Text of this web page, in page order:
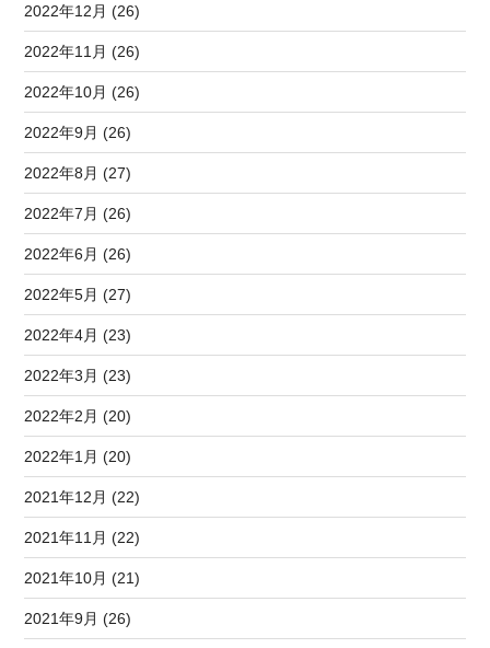
2022年12月 (26)
2022年11月 (26)
2022年10月 (26)
2022年9月 (26)
2022年8月 (27)
2022年7月 (26)
2022年6月 (26)
2022年5月 (27)
2022年4月 (23)
2022年3月 (23)
2022年2月 (20)
2022年1月 (20)
2021年12月 (22)
2021年11月 (22)
2021年10月 (21)
2021年9月 (26)